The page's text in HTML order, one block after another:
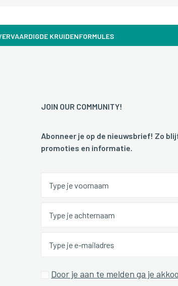
KRUIDENFORMULES
JOIN OUR COMMUNITY!
Abonneer je op de nieuwsbrief! Zo
promoties en informatie.
Door je aan te melden ga je